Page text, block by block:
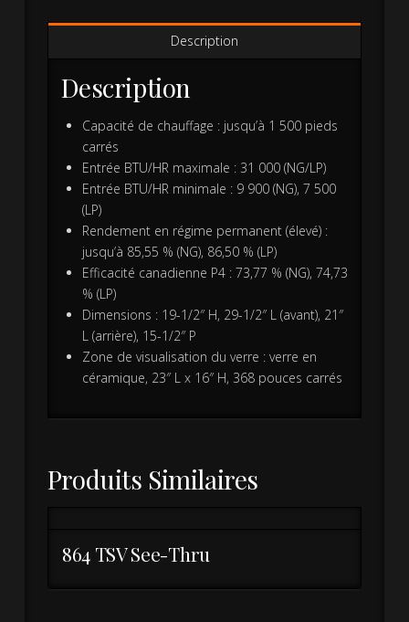
Description
Description
Capacité de chauffage : jusqu’à 1 500 pieds
carrés
Entrée BTU/HR maximale : 31 000 (NG/LP)
Entrée BTU/HR minimale : 9 900 (NG), 7 500
(LP)
Rendement en régime permanent (élevé) :
jusqu’à 85,55 % (NG), 86,50 % (LP)
Efficacité canadienne P4 : 73,77 % (NG), 74,73
% (LP)
Dimensions : 19-1/2″ H, 29-1/2″ L (avant), 21″
L (arrière), 15-1/2″ P
Zone de visualisation du verre : verre en
céramique, 23″ L x 16″ H, 368 pouces carrés
Produits Similaires
864 TSV See-Thru